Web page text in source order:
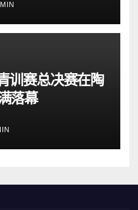
训赛总决赛在陶
落幕